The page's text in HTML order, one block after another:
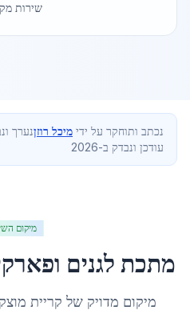
שירות
נכתב ותוחקר על ידי מיכל רוזןנערך
עודכן ונבדק ב-2026
מיקום
מתכת לגנים
מיקום מדויק של קריית